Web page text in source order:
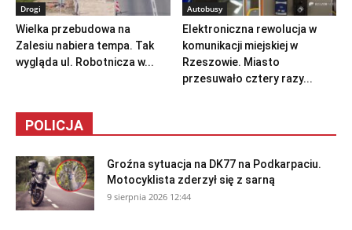
Drogi
Wielka przebudowa na
Zalesiu nabiera tempa. Tak
wygląda ul. Robotnicza w...
Autobusy
Elektroniczna rewolucja w
komunikacji miejskiej w
Rzeszowie. Miasto
przesuwało cztery razy...
POLICJA
Groźna sytuacja na DK77 na Podkarpaciu.
Motocyklista zderzył się z sarną
9 sierpnia 2026 12:44